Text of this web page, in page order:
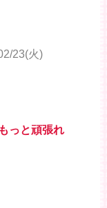
23(火)
っと頑張れ